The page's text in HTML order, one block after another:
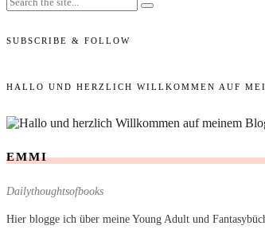
SUBSCRIBE & FOLLOW
HALLO UND HERZLICH WILLKOMMEN AUF
EMMI
Dailythoughtsofbooks
Hier blogge ich über meine Young Adult und